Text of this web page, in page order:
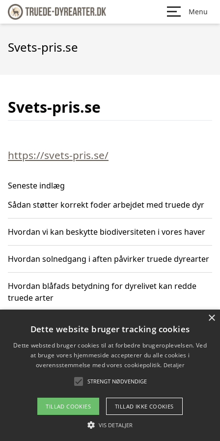
Menu
Svets-pris.se
Svets-pris.se
https://svets-pris.se/
Seneste indlæg
Sådan støtter korrekt foder arbejdet med truede dyr
Hvordan vi kan beskytte biodiversiteten i vores haver
Hvordan solnedgang i aften påvirker truede dyrearter
Hvordan blåfads betydning for dyrelivet kan redde
truede arter
Hvordan kan gaver til unge voksne støtte bevarelsen
Copyright 2026 - Pilanto Aps
Om / kontakt
Blog Betingelser
×
Dette website bruger tracking cookies
Dette websted bruger cookies til at forbedre brugeroplevelsen. Ved
at bruge vores hjemmeside accepterer du alle cookies i
overensstemmelse med vores cookiepolitik. Detaljer
STRENGT NØDVENDIGE
TILLAD COOKIES TILLAD IKKE COOKIES
VIS DETALJER